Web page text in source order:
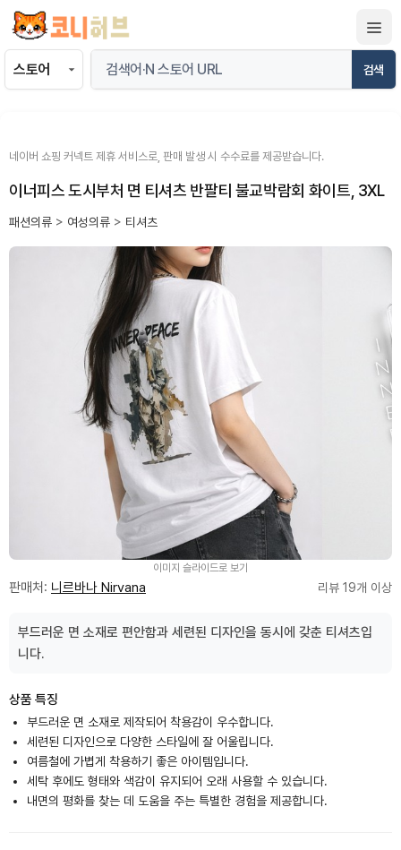
츠
검색
네이버 쇼핑 커넥트 제휴 서비스로, 판매 발생 시 수수료를 제공받습니다.
이너피스 도시부처 면 티셔츠 반팔티 불교박람회 화이트, 3XL
패션의류 > 여성의류 > 티셔츠
이미지 슬라이드로 보기
판매처: 니르바나 Nirvana 리뷰 19개 이상
부드러운 면 소재로 편안함과 세련된 디자인을 동시에 갖춘 티셔츠입
니다.
상품 특징
부드러운 면 소재로 제작되어 착용감이 우수합니다.
세련된 디자인으로 다양한 스타일에 잘 어울립니다.
여름철에 가볍게 착용하기 좋은 아이템입니다.
세탁 후에도 형태와 색감이 유지되어 오래 사용할 수 있습니다.
내면의 평화를 찾는 데 도움을 주는 특별한 경험을 제공합니다.